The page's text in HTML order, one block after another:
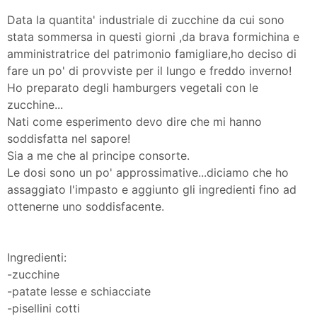
Data la quantita' industriale di zucchine da cui sono
stata sommersa in questi giorni ,da brava formichina e
amministratrice del patrimonio famigliare,ho deciso di
fare un po' di provviste per il lungo e freddo inverno!
Ho preparato degli hamburgers vegetali con le
zucchine...
Nati come esperimento devo dire che mi hanno
soddisfatta nel sapore!
Sia a me che al principe consorte.
Le dosi sono un po' approssimative...diciamo che ho
assaggiato l'impasto e aggiunto gli ingredienti fino ad
ottenerne uno soddisfacente.
Ingredienti:
-zucchine
-patate lesse e schiacciate
-pisellini cotti